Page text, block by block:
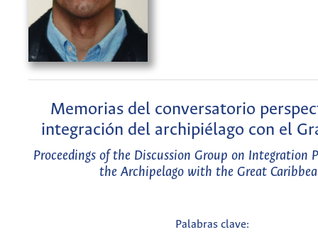
Memorias del conversatorio
integración del archipiélago con el
Proceedings of the Discussion Group on Integration
the Archipelago with the Great
Palabras clave: